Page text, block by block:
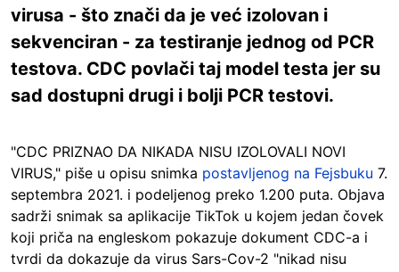
virusa - što znači da je već izolovan i
sekvenciran - za testiranje jednog od PCR
testova. CDC povlači taj model testa jer su
sad dostupni drugi i bolji PCR testovi.
"CDC PRIZNAO DA NIKADA NISU IZOLOVALI NOVI
VIRUS," piše u opisu snimka postavljenog na Fejsbuku 7.
septembra 2021. i podeljenog preko 1.200 puta. Objava
sadrži snimak sa aplikacije TikTok u kojem jedan čovek
koji priča na engleskom pokazuje dokument CDC-a i
tvrdi da dokazuje da virus Sars-Cov-2 "nikad nisu